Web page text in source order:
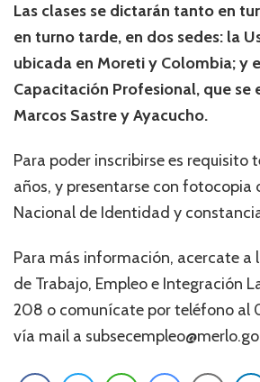
Las clases se dictarán tanto en
en turno tarde, en dos sedes: la
ubicada en Moreti y Colombia; y
Capacitación Profesional, que se
Marcos Sastre y Ayacucho.
Para poder inscribirse es requisito
años, y presentarse con fotocopia
Nacional de Identidad y
Para más información, acercate a
de Trabajo, Empleo e Integración
208 o comunícate por teléfono
vía mail a